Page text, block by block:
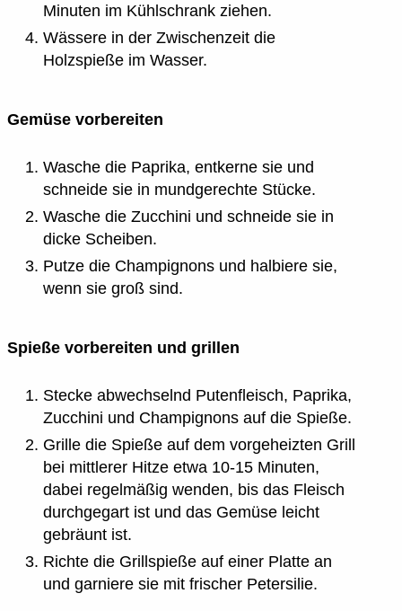
Minuten im Kühlschrank ziehen.
Wässere in der Zwischenzeit die
Holzspieße im Wasser.
Gemüse vorbereiten
Wasche die Paprika, entkerne sie und
schneide sie in mundgerechte Stücke.
Wasche die Zucchini und schneide sie in
dicke Scheiben.
Putze die Champignons und halbiere sie,
wenn sie groß sind.
Spieße vorbereiten und grillen
Stecke abwechselnd Putenfleisch, Paprika,
Zucchini und Champignons auf die Spieße.
Grille die Spieße auf dem vorgeheizten Grill
bei mittlerer Hitze etwa 10-15 Minuten,
dabei regelmäßig wenden, bis das Fleisch
durchgegart ist und das Gemüse leicht
gebräunt ist.
Richte die Grillspieße auf einer Platte an
und garniere sie mit frischer Petersilie.